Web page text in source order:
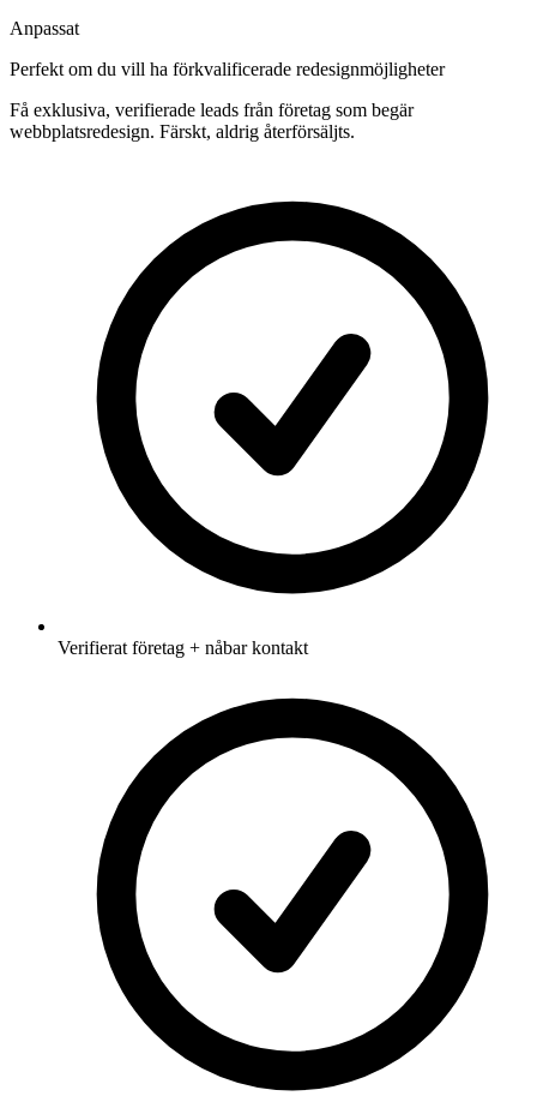
Anpassat
Perfekt om du vill ha förkvalificerade redesignmöjligheter
Få exklusiva, verifierade leads från företag som begär
webbplatsredesign. Färskt, aldrig återförsäljts.
Verifierat företag + nåbar kontakt